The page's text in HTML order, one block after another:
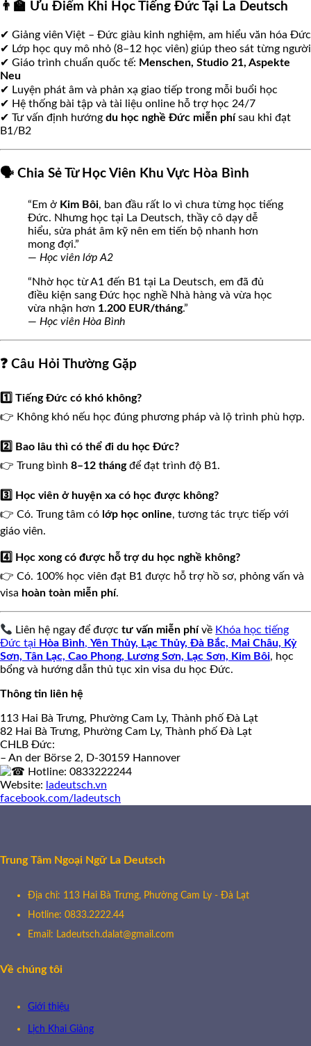
👨‍🏫 Ưu Điểm Khi Học Tiếng Đức Tại La Deutsch
✔ Giảng viên Việt – Đức giàu kinh nghiệm, am hiểu văn hóa Đức
✔ Lớp học quy mô nhỏ (8–12 học viên) giúp theo sát từng người
✔ Giáo trình chuẩn quốc tế: Menschen, Studio 21, Aspekte
Neu
✔ Luyện phát âm và phản xạ giao tiếp trong mỗi buổi học
✔ Hệ thống bài tập và tài liệu online hỗ trợ học 24/7
✔ Tư vấn định hướng du học nghề Đức miễn phísau khi đạt
B1/B2
🗣️ Chia Sẻ Từ Học Viên Khu Vực Hòa Bình
“Em ở Kim Bôi, ban đầu rất lo vì chưa từng học tiếng
Đức. Nhưng học tại La Deutsch, thầy cô dạy dễ
hiểu, sửa phát âm kỹ nên em tiến bộ nhanh hơn
mong đợi.”
— Học viên lớp A2
“Nhờ học từ A1 đến B1 tại La Deutsch, em đã đủ
điều kiện sang Đức học nghề Nhà hàng và vừa học
vừa nhận hơn 1.200 EUR/tháng.”
— Học viên Hòa Bình
❓ Câu Hỏi Thường Gặp
1️⃣ Tiếng Đức có khó không?
👉 Không khó nếu học đúng phương pháp và lộ trình phù hợp.
2️⃣ Bao lâu thì có thể đi du học Đức?
👉 Trung bình 8–12 thángđể đạt trình độ B1.
3️⃣ Học viên ở huyện xa có học được không?
👉 Có. Trung tâm có lớp học online, tương tác trực tiếp với
giáo viên.
4️⃣ Học xong có được hỗ trợ du học nghề không?
👉 Có. 100% học viên đạt B1 được hỗ trợ hồ sơ, phỏng vấn và
visa hoàn toàn miễn phí.
Liên hệ ngay để đượctư vấn miễn phívề Khóa học tiếng
Đức tại Hòa Bình, Yên Thủy, Lạc Thủy, Đà Bắc, Mai Châu, Kỳ
Sơn, Tân Lạc, Cao Phong, Lương Sơn, Lạc Sơn, Kim Bôi, học
bổng và hướng dẫn thủ tục xin visa du học Đức.
Thông tin liên hệ
113 Hai Bà Trưng, Phường Cam Ly, Thành phố Đà Lạt
82 Hai Bà Trưng, Phường Cam Ly, Thành phố Đà Lạt
CHLB Đức:
– An der Börse 2, D-30159 Hannover
Hotline: 0833222244
Website: ladeutsch.vn
facebook.com/ladeutsch
Trung Tâm Ngoại Ngữ La Deutsch
Địa chỉ: 113 Hai Bà Trưng, Phường Cam Ly - Đà Lạt
Hotline: 0833.2222.44
Email: Ladeutsch.dalat@gmail.com
Về chúng tôi
Giới thiệu
Lịch Khai Giảng